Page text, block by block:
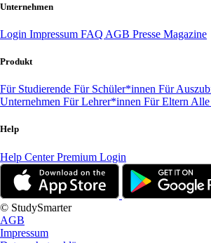
Unternehmen
Login Impressum FAQ AGB Presse Magazine
Produkt
Für Studierende Für Schüler*innen Für
Unternehmen Für Lehrer*innen Für Eltern Alle
Help
Help CenterPremium Login
© StudySmarter
AGB
Impressum